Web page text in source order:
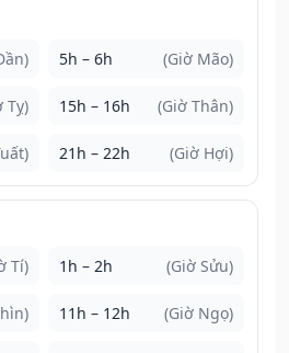
5h – 6h (Giờ Mão)
Tỵ) 15h – 16h (Giờ Thân)
21h – 22h (Giờ Hợi)
Tí) 1h – 2h (Giờ Sửu)
11h – 12h (Giờ Ngọ)